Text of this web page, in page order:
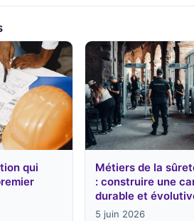
qui
Métiers de la
: construire une
durable et
5 juin 2026